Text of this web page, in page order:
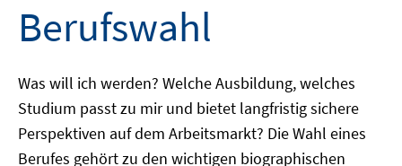
Berufswahl
Was will ich werden? Welche Ausbildung, welches
Studium passt zu mir und bietet langfristig sichere
Perspektiven auf dem Arbeitsmarkt? Die Wahl eines
Berufes gehört zu den wichtigen biographischen